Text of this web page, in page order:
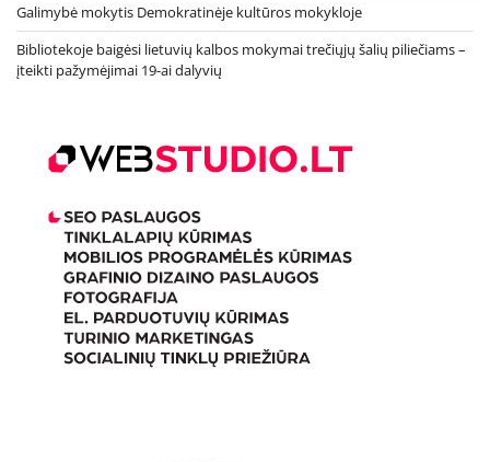
Galimybė mokytis Demokratinėje kultūros mokykloje
Bibliotekoje baigėsi lietuvių kalbos mokymai trečiųjų šalių piliečiams –
įteikti pažymėjimai 19-ai dalyvių